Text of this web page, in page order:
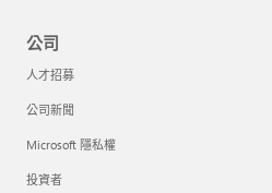
公司
人才招募
公司新聞
Microsoft 隱私權
投資者